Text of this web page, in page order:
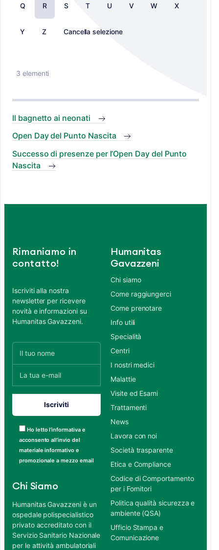
Q R S T U V W X
Y Z Cancella selezione
3 elementi
Il bagnetto ai neonati
Open Day del Punto Nascita
Successo di presenze per l’Open Day del Punto
Nascita
Rimaniamo in
contatto!
Iscriviti alla nostra
newsletter per ricevere
novità e informazioni su
Humanitas Gavazzeni.
Ho letto l’informativa e
acconsento all’invio del
materiale informativo e
promozionale a mezzo email
Chi Siamo
Humanitas Gavazzeni è un
ospedale polispecialistico
privato accreditato con il
Servizio Sanitario Nazionale
per le attività ambulatoriali
Humanitas
Gavazzeni
Chi siamo
Come raggiungerci
Come prenotare
Info utili
Specialità
Centri
I nostri medici
Malattie
Visite ed Esami
Trattamenti
News
Lavora con noi
Società trasparente
Etica e Compliance
Codice di Comportamento
per i Fornitori
Politica qualità sicurezza e
ambiente (QSA)
Ufficio Stampa e
Comunicazione